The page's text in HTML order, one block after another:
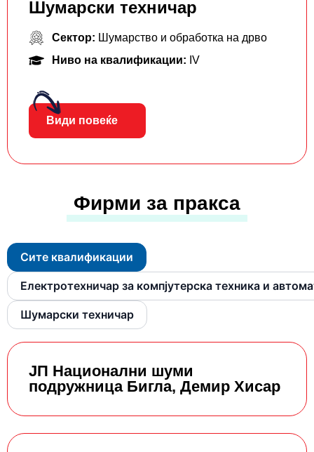
Шумарски техничар
Сектор: Шумарство и обработка на дрво
Ниво на квалификации: IV
Види повеќе
Фирми за пракса
Сите квалификации
Електротехничар за компјутерска техника и
Шумарски техничар
ЈП Национални шуми
подружница Бигла, Демир Хисар